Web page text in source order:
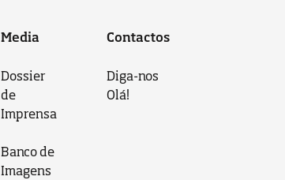
Media
Dossier
de
Imprensa
Banco de
Imagens
Contactos
Diga-nos
Olá!